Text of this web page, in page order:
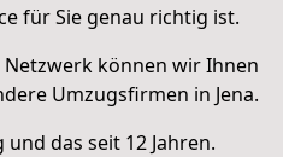
für Sie genau richtig ist.
können wir Ihnen
Umzugsfirmen in Jena.
das seit 12 Jahren.